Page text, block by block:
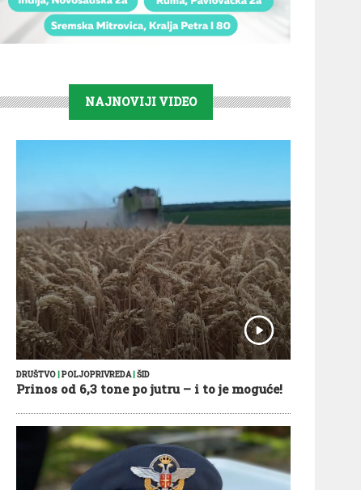
NAJNOVIJI VIDEO
DRUŠTVO|POLJOPRIVREDA|ŠID
Prinos od 6,3 tone po jutru – i to je moguće!